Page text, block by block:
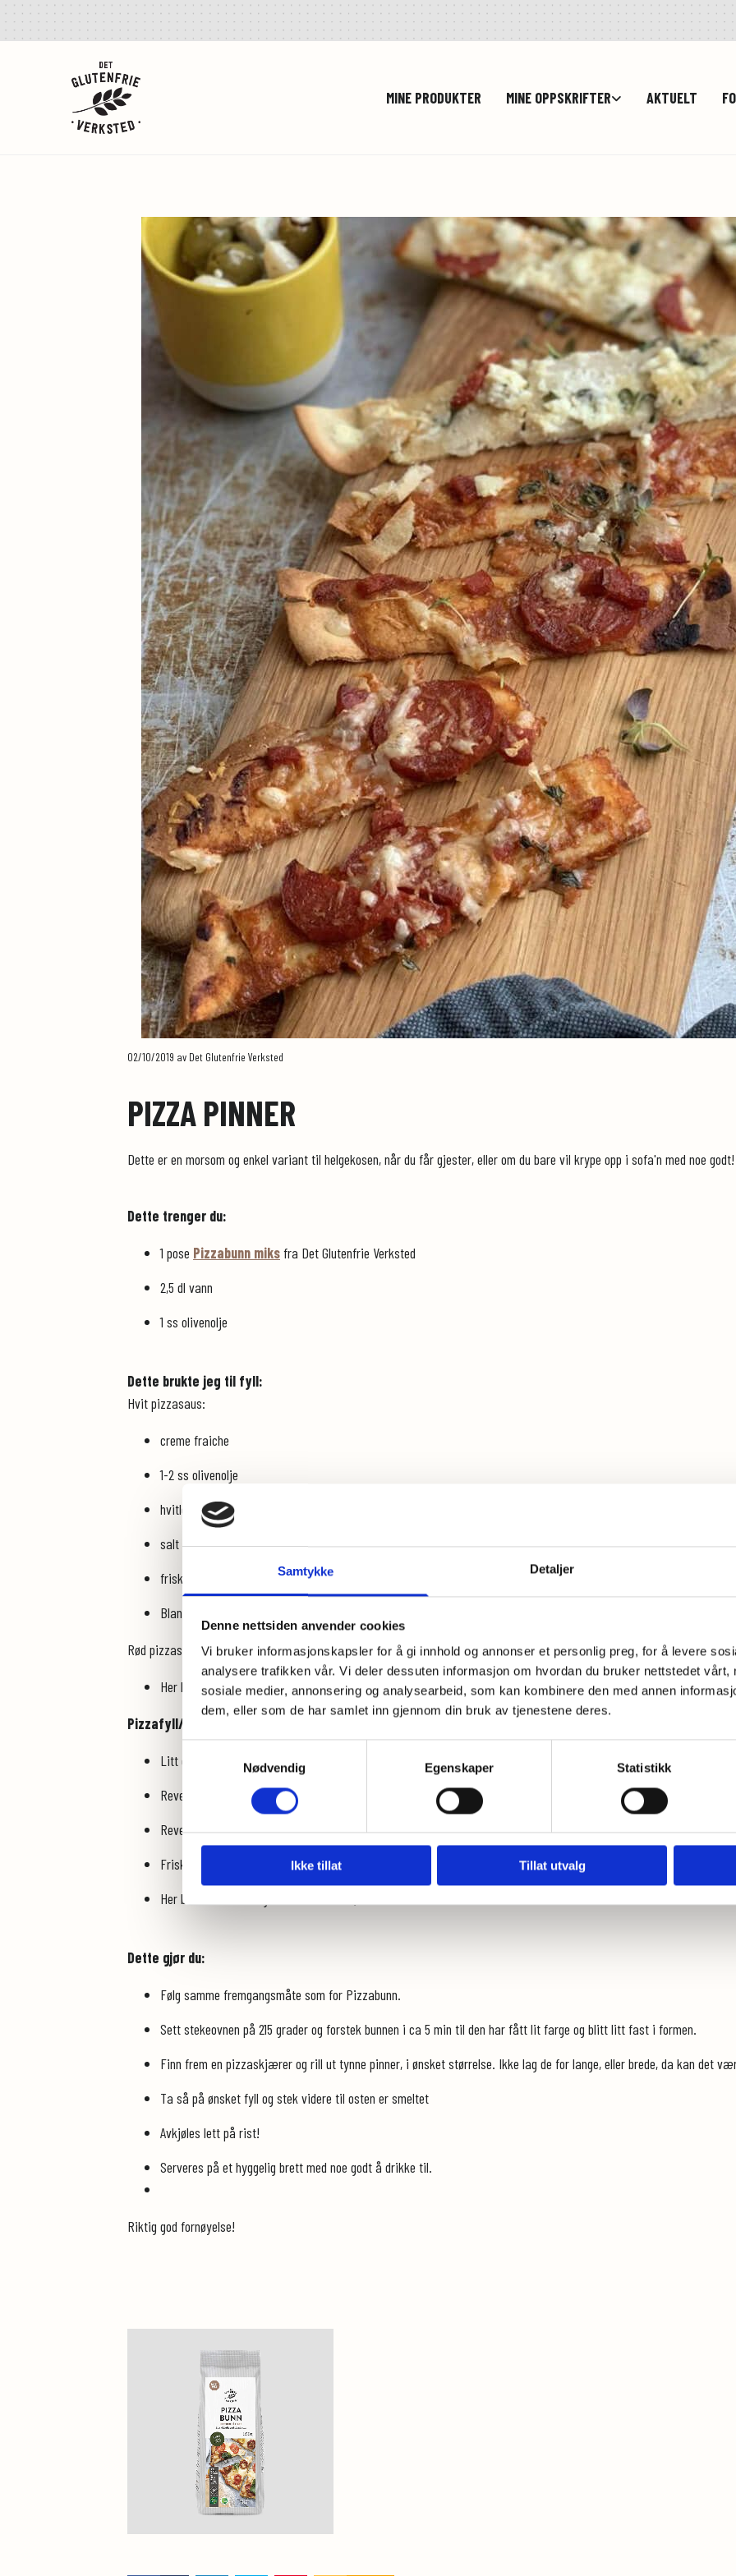
Samtykke Detaljer
Denne nettsiden anvender cookies
Vi bruker informasjonskapsler for å gi innhold og annonser et personlig preg, for å levere
analysere trafikken vår. Vi deler dessuten informasjon om hvordan du bruker nettstedet vårt,
sosiale medier, annonsering og analysearbeid, som kan kombinere den med annen
dem, eller som de har samlet inn gjennom din bruk av tjenestene deres.
Nødvendig
Egenskaper Statistikk
Ikke tillat Tillat utvalg
MINE PRODUKTER MINE OPPSKRIFTER AKTUELT
02/10/2019 av Det Glutenfrie Verksted
PIZZA PINNER
Dette er en morsom og enkel variant til helgekosen, når du får gjester, eller om du bare vil krype opp i sofa'n med noe
Dette trenger du:
1 pose Pizzabunn miksfra Det Glutenfrie Verksted
2,5 dl vann
1 ss olivenolje
Dette brukte jeg til fyll:
Hvit pizzasaus:
creme fraiche
1-2 ss olivenolje
hvitløksfedd
salt og pepper
friske urter
Bland alle ingrediensene sammen i en skål.
Rød pizzasaus:
Her bruker jeg stort sett peppe's pizza sin ferdige pizzasaus, enkelt og greit.
Pizzafyll/ topping:
Litt oppskåret chirizo eller annen pølse
Revet parmesan
Revet jarlsberg eller pizzaost
Friske urter som timian og oregano
Her bruker du selvsagt dine favoritter ;)
Dette gjør du:
Følg samme fremgangsmåte som for Pizzabunn.
Sett stekeovnen på 215 grader og forstek bunnen i ca 5 min til den har fått lit farge og blitt litt fast i formen.
Finn frem en pizzaskjærer og rill ut tynne pinner, i ønsket størrelse. Ikke lag de for lange, eller brede, da kan det
Ta så på ønsket fyll og stek videre til osten er smeltet
Avkjøles lett på rist!
Serveres på et hyggelig brett med noe godt å drikke til.
Riktig god fornøyelse!